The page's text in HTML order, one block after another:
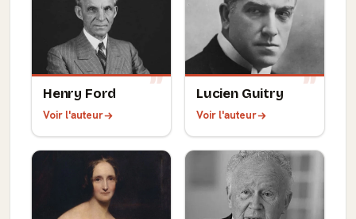
Henry Ford
Voir l'auteur
Lucien Guitry
Voir l'auteur